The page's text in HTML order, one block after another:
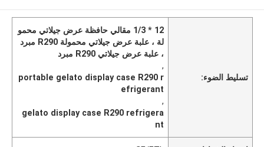
تسليط الضوء:
12 * 1/3 مقالي حافظة عرض جيلاتي محمو
لة ، علبة عرض جيلاتي محمولة R290 مبرد
، علبة عرض جيلاتي R290 مبرد
,
portable gelato display case R290 r
efrigerant
,
gelato display case R290 refrigera
nt